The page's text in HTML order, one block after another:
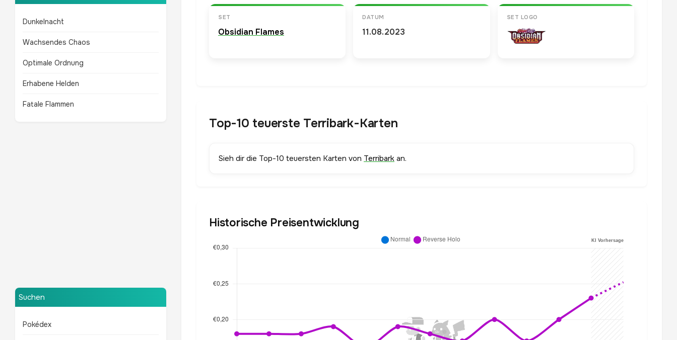
Dunkelnacht
Wachsendes Chaos
Optimale Ordnung
Erhabene Helden
Fatale Flammen
TOP 10 POKÉMON
TOP 10 POKÉMON
Suchen
Pokédex
SET
Obsidian Flames
DATUM
11.08.2023
SET LOGO
Top-10 teuerste Terribark-Karten
Sieh dir die Top-10 teuersten Karten von Terribark an.
Historische Preisentwicklung